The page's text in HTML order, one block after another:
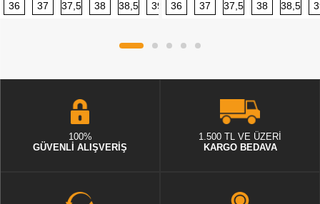
36 37 37,5 38 38,5 39 40 40,5 41 42 42,5
36 37 37,5 38 38,5
100%
GÜVENLİ ALIŞVERİŞ
1.500 TL VE ÜZERİ
KARGO BEDAVA